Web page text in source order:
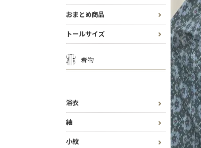
おまとめ商品
トールサイズ
着物
浴衣
紬
小紋